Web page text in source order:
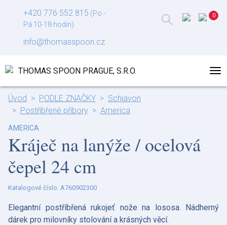
+420 776 552 815 (Po -
Pá 10-18 hodin)
info@thomasspoon.cz
Úvod PODLE ZNAČKY
Schiavon
Postříbřené příbory
America
AMERICA
Kráječ na lanýže / ocelová
čepel 24 cm
Katalogové číslo: A760902300
Elegantní postříbřená rukojeť nože na lososa. Nádherný
dárek pro milovníky stolování a krásných věcí.